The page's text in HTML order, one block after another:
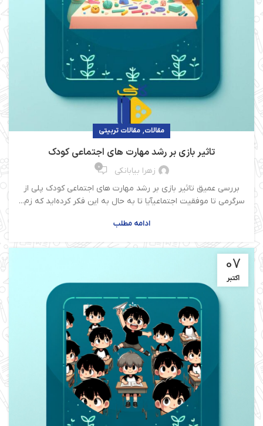
مقالات, مقالات تربیتی
تاثیر بازی بر رشد مهارت های اجتماعی کودک
زهرا بیابانکی 0
بررسی عمیق تاثیر بازی بر رشد مهارت های اجتماعی کودک پلی از
سرگرمی تا موفقیت اجتماعیآیا تا به حال به این فکر کرده‌اید که زم...
ادامه مطلب
07
اکتبر